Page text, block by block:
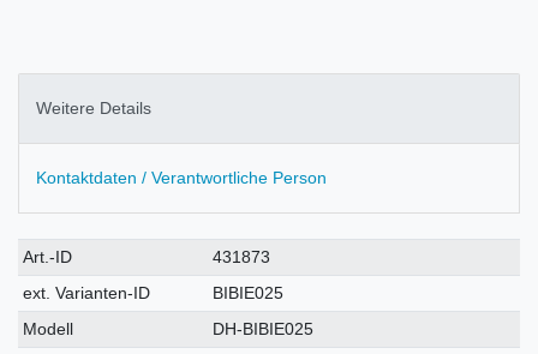
Weitere Details
Kontaktdaten / Verantwortliche Person
Technisches
Merkmal
Wert
Art.-ID
431873
ext. Varianten-ID
BIBIE025
Modell
DH-BIBIE025